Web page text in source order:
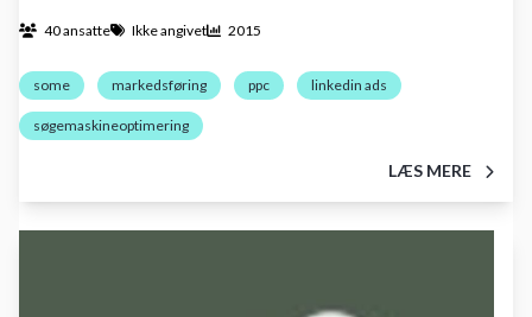
40 ansatte Ikke angivet 2015
some markedsføring ppc linkedin ads
søgemaskineoptimering
LÆS MERE